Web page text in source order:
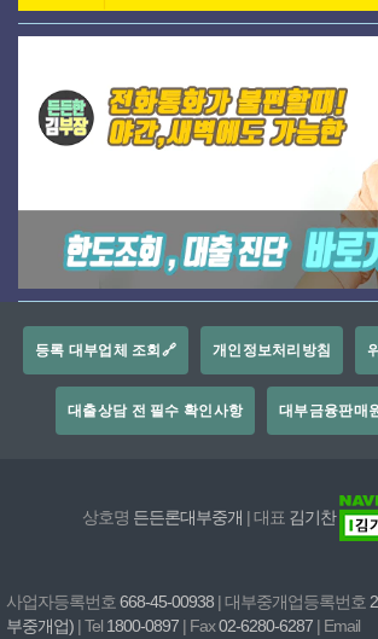
등록 대부업체 조회🔗 개인정보처리방침
대출상담 전 필수 확인사항 대부금융판매
상호명 든든론대부중개 | 대표 김기찬
사업자등록번호 668-45-00938 | 대부중개업등록번호
부중개업) | Tel 1800-0897 | Fax02-6280-6287 | Email